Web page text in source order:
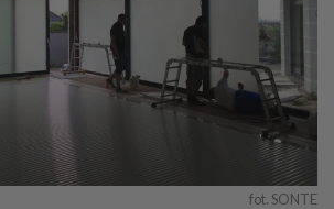
fot. SONTE